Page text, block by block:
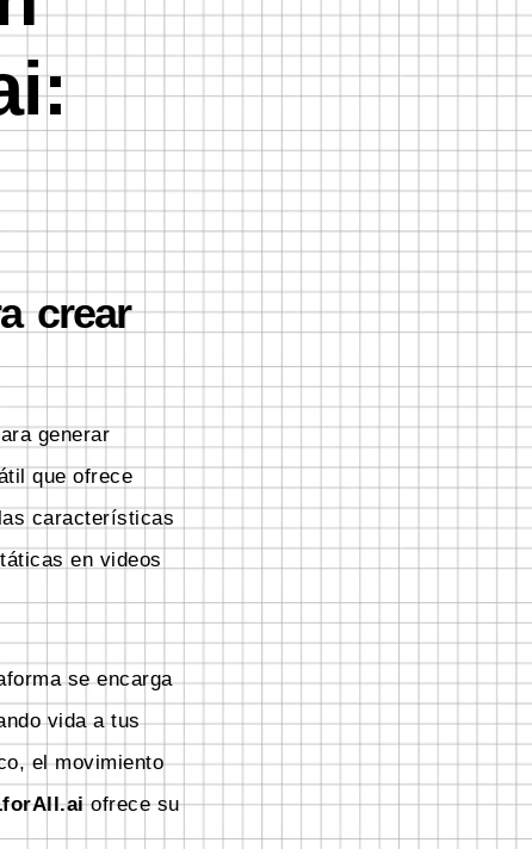
crear
generar
que ofrece
características
en videos
se encarga
vida a tus
el movimiento
ofrece su